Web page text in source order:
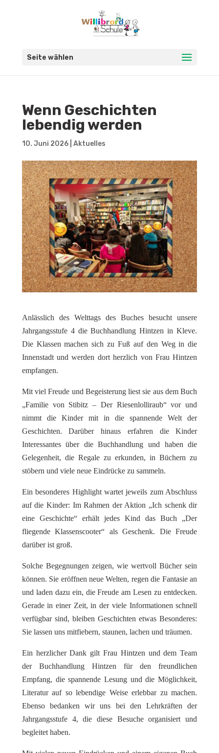
Seite wählen
Wenn Geschichten
lebendig werden
10. Juni 2026| Aktuelles
Anlässlich des Welttags des Buches besucht unsere
Jahrgangsstufe 4 die Buchhandlung Hintzen in Kleve.
Die Klassen machen sich zu Fuß auf den Weg in die
Innenstadt und werden dort herzlich von Frau Hintzen
empfangen.
Mit viel Freude und Begeisterung liest sie aus dem Buch
„Familie von Stibitz – Der Riesenlolliraub“ vor und
nimmt die Kinder mit in die spannende Welt der
Geschichten. Darüber hinaus erfahren die Kinder
Interessantes über die Buchhandlung und haben die
Gelegenheit, die Regale zu erkunden, in Büchern zu
stöbern und viele neue Eindrücke zu sammeln.
Ein besonderes Highlight wartet jeweils zum Abschluss
auf die Kinder: Im Rahmen der Aktion „Ich schenk dir
eine Geschichte“ erhält jedes Kind das Buch „Der
fliegende Klassenscooter“ als Geschenk. Die Freude
darüber ist groß.
Solche Begegnungen zeigen, wie wertvoll Bücher sein
können. Sie eröffnen neue Welten, regen die Fantasie an
und laden dazu ein, die Freude am Lesen zu entdecken.
Gerade in einer Zeit, in der viele Informationen schnell
verfügbar sind, bleiben Geschichten etwas Besonderes:
Sie lassen uns mitfiebern, staunen, lachen und träumen.
Ein herzlicher Dank gilt Frau Hintzen und dem Team
der Buchhandlung Hintzen für den freundlichen
Empfang, die spannende Lesung und die Möglichkeit,
Literatur auf so lebendige Weise erlebbar zu machen.
Ebenso bedanken wir uns bei den Lehrkräften der
Jahrgangsstufe 4, die diese Besuche organisiert und
begleitet haben.